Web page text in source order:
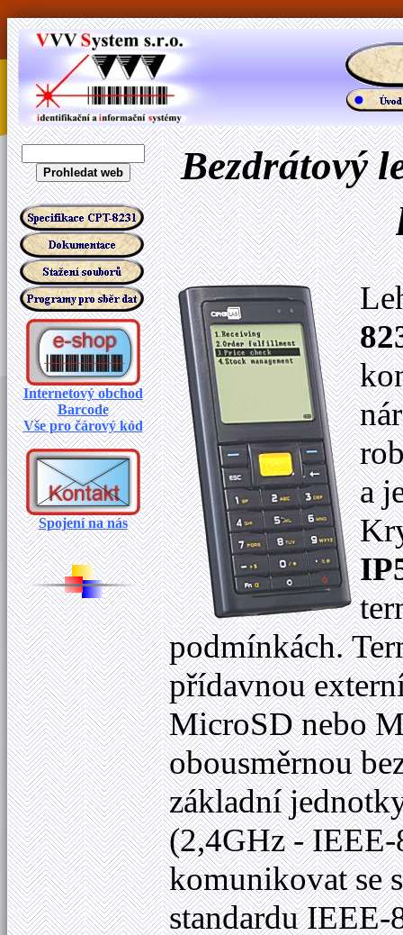
Internetový obchod
Barcode
Vše pro čárový kód
Spojení na nás
Bezdrátový
a
podmínkách.
přídavnou
MicroSD nebo
obousměrnou
základní
(2,4GHz -
komunikovat se
standardu